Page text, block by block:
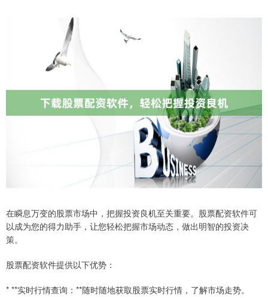
在瞬息万变的股票市场中，把握投资良机至关重要。股票配资软件可
以成为您的得力助手，让您轻松把握市场动态，做出明智的投资决
策。
股票配资软件提供以下优势：
* **实时行情查询：**随时随地获取股票实时行情，了解市场走势。